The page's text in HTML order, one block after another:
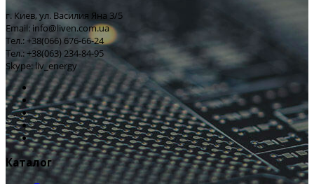
г. Киев, ул. Василия Яна 3/5
Email: info@liven.com.ua
Тел.: +38(066) 676-66-24
Тел.: +38(063) 234-84-95
Skype: liv_energy
Каталог